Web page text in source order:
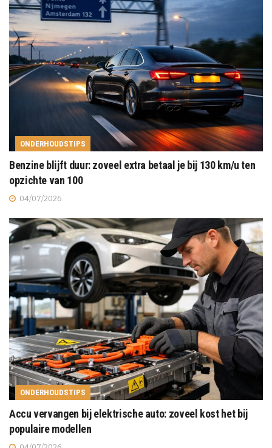
ONDERHOUDSTIPS
Benzine blijft duur: zoveel extra betaal je bij 130 km/u ten
opzichte van 100
04/07/2026
ONDERHOUDSTIPS
Accu vervangen bij elektrische auto: zoveel kost het bij
populaire modellen